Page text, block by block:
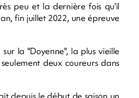
peu et la dernière fois qu'il
fin juillet 2022, une épreuve
la "Doyenne", la plus vieille
deux coureurs dans
depuis le début de saison un